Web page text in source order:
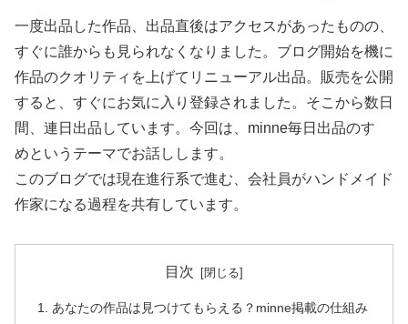
一度出品した作品、出品直後はアクセスがあったものの、
すぐに誰からも見られなくなりました。ブログ開始を機に
作品のクオリティを上げてリニューアル出品。販売を公開
すると、すぐにお気に入り登録されました。そこから数日
間、連日出品しています。今回は、minne毎日出品のすゝ
めというテーマでお話しします。
このブログでは現在進行系で進む、会社員がハンドメイド
作家になる過程を共有しています。
目次
あなたの作品は見つけてもらえる？minne掲載の仕組み